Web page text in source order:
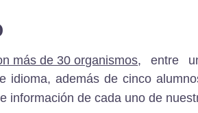
más de 30 organismos, entre
idioma, además de cinco
información de cada uno de